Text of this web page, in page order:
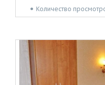
● Количество